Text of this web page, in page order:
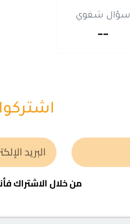
سؤال شفوي
--
من خلال الاشتراك